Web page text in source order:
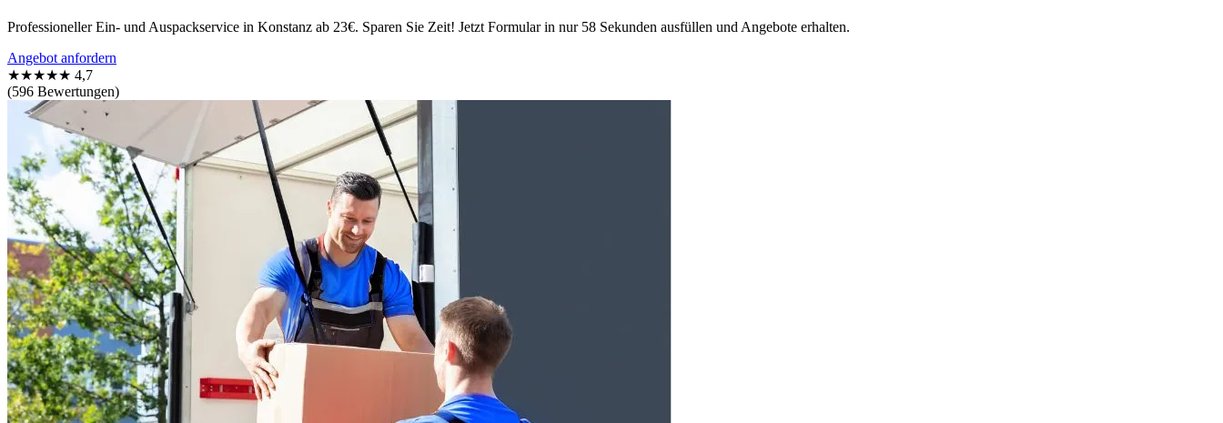
Professioneller Ein- und Auspackservice in Konstanz ab 23€. Sparen Sie Zeit! Jetzt Formular in nur 58 Sekunden ausfüllen und Angebote erhalten.
Angebot anfordern
★★★★★ 4,7
(596 Bewertungen)